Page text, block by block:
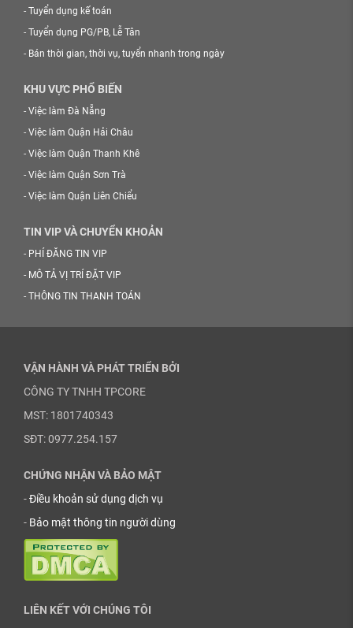
- Tuyển dụng kế toán
- Tuyển dụng PG/PB, Lễ Tân
- Bán thời gian, thời vụ, tuyển nhanh trong ngày
KHU VỰC PHỔ BIẾN
- Việc làm Đà Nẵng
- Việc làm Quận Hải Châu
- Việc làm Quận Thanh Khê
- Việc làm Quận Sơn Trà
- Việc làm Quận Liên Chiểu
TIN VIP VÀ CHUYỂN KHOẢN
- PHÍ ĐĂNG TIN VIP
- MÔ TẢ VỊ TRÍ ĐẶT VIP
- THÔNG TIN THANH TOÁN
VẬN HÀNH VÀ PHÁT TRIỂN BỞI
CÔNG TY TNHH TPCORE
MST: 1801740343
SĐT: 0977.254.157
CHỨNG NHẬN VÀ BẢO MẬT
-Điều khoản sử dụng dịch vụ
- Bảo mật thông tin người dùng
LIÊN KẾT VỚI CHÚNG TÔI